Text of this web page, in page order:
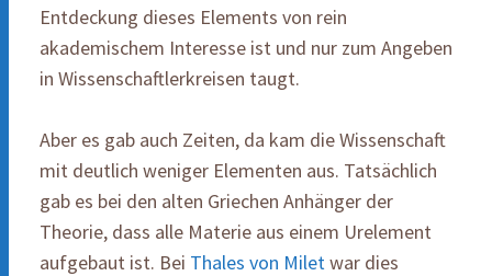
Entdeckung dieses Elements von rein
akademischem Interesse ist und nur zum Angeben
in Wissenschaftlerkreisen taugt.
Aber es gab auch Zeiten, da kam die Wissenschaft
mit deutlich weniger Elementen aus. Tatsächlich
gab es bei den alten Griechen Anhänger der
Theorie, dass alle Materie aus einem Urelement
aufgebaut ist. Bei Thales von Miletwar dies